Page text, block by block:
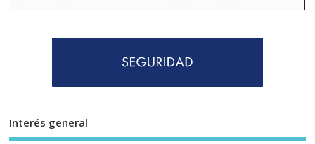
Interés general